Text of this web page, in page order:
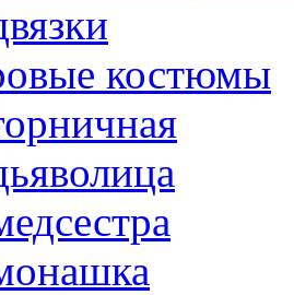
костюмы